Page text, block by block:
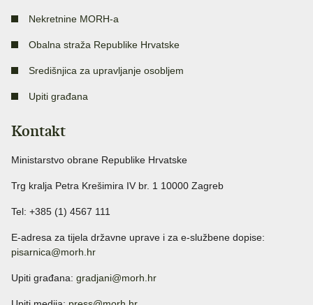
Nekretnine MORH-a
Obalna straža Republike Hrvatske
Središnjica za upravljanje osobljem
Upiti građana
Kontakt
Ministarstvo obrane Republike Hrvatske
Trg kralja Petra Krešimira IV br. 1 10000 Zagreb
Tel: +385 (1) 4567 111
E-adresa za tijela državne uprave i za e-službene dopise:
pisarnica@morh.hr
Upiti građana: gradjani@morh.hr